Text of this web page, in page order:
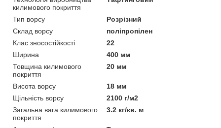
килимового покриття
Тип ворсу
Розрізний
Склад ворсу
поліпропілен
Клас зносостійкості
22
Ширина
400 мм
Товщина килимового
покриття
20 мм
Висота ворсу
18 мм
Щільність ворсу
2100 г/м2
Загальна вага килимового
покриття
3.2 кг/кв. м